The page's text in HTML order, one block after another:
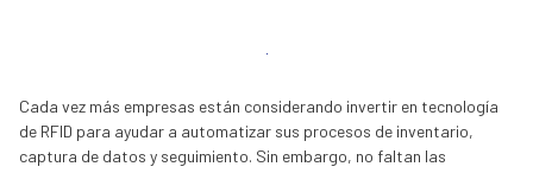
Cada vez más empresas están considerando invertir en tecnología
de RFID para ayudar a automatizar sus procesos de inventario,
captura de datos y seguimiento. Sin embargo, no faltan las